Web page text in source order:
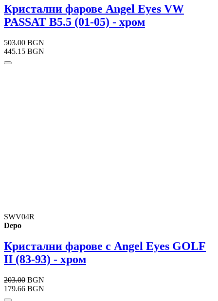
Кристални фарове Angel Eyes VW
PASSAT B5.5 (01-05) - хром
503.00 BGN
445.15 BGN
SWV04R
Depo
Кристални фарове с Angel Eyes GOLF
II (83-93) - хром
203.00 BGN
179.66 BGN